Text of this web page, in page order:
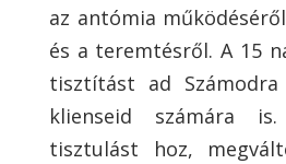
az antómia
és a teremtésről. A 15
tisztítást ad
klienseid számára
tisztulást hoz,